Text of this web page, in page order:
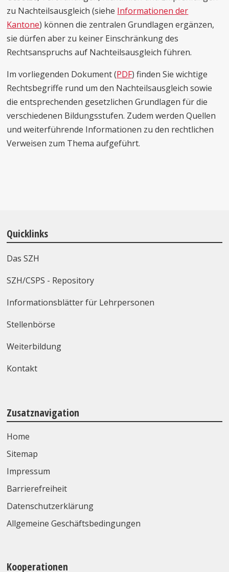
zu Nachteilsausgleich (siehe Informationen der
Kantone) können die zentralen Grundlagen ergänzen,
sie dürfen aber zu keiner Einschränkung des
Rechtsanspruchs auf Nachteilsausgleich führen.
Im vorliegenden Dokument (PDF) finden Sie wichtige
Rechtsbegriffe rund um den Nachteilsausgleich sowie
die entsprechenden gesetzlichen Grundlagen für die
verschiedenen Bildungsstufen. Zudem werden Quellen
und weiterführende Informationen zu den rechtlichen
Verweisen zum Thema aufgeführt.
Quicklinks
Das SZH
SZH/CSPS - Repository
Informationsblätter für Lehrpersonen
Stellenbörse
Weiterbildung
Kontakt
Zusatznavigation
Home
Sitemap
Impressum
Barrierefreiheit
Datenschutzerklärung
Allgemeine Geschäftsbedingungen
Kooperationen